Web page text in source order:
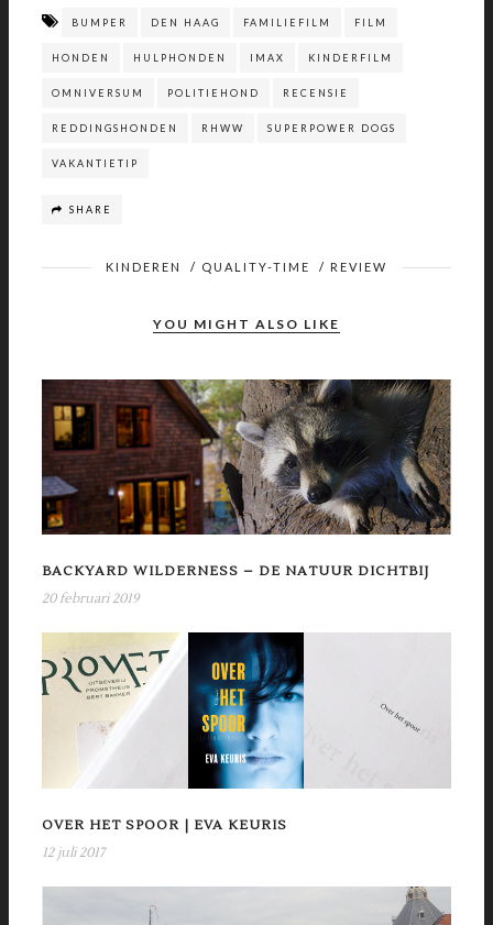
BUMPER DEN HAAG FAMILIEFILM FILM
HONDEN HULPHONDEN IMAX KINDERFILM
OMNIVERSUM POLITIEHOND RECENSIE
REDDINGSHONDEN RHWW SUPERPOWER DOGS
VAKANTIETIP
SHARE
KINDEREN / QUALITY-TIME / REVIEW
YOU MIGHT ALSO LIKE
BACKYARD WILDERNESS – DE NATUUR DICHTBIJ
20 februari 2019
OVER HET SPOOR | EVA KEURIS
12 juli 2017